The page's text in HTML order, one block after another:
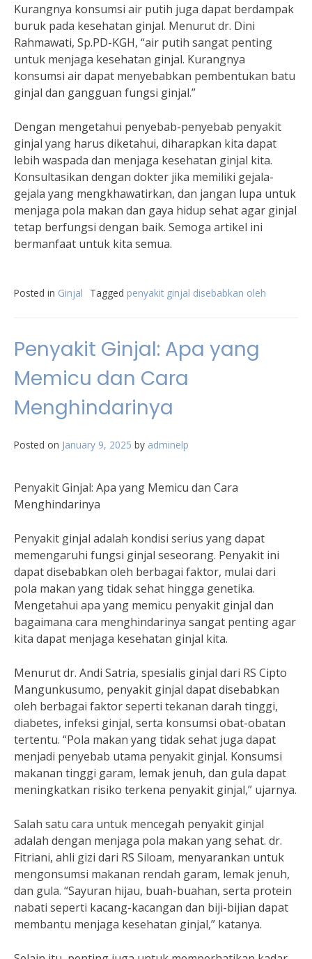
Kurangnya konsumsi air putih juga dapat berdampak
buruk pada kesehatan ginjal. Menurut dr. Dini
Rahmawati, Sp.PD-KGH, “air putih sangat penting
untuk menjaga kesehatan ginjal. Kurangnya
konsumsi air dapat menyebabkan pembentukan batu
ginjal dan gangguan fungsi ginjal.”
Dengan mengetahui penyebab-penyebab penyakit
ginjal yang harus diketahui, diharapkan kita dapat
lebih waspada dan menjaga kesehatan ginjal kita.
Konsultasikan dengan dokter jika memiliki gejala-
gejala yang mengkhawatirkan, dan jangan lupa untuk
menjaga pola makan dan gaya hidup sehat agar ginjal
tetap berfungsi dengan baik. Semoga artikel ini
bermanfaat untuk kita semua.
Posted in Ginjal Tagged penyakit ginjal disebabkan oleh
Penyakit Ginjal: Apa yang
Memicu dan Cara
Menghindarinya
Posted on January 9, 2025 by adminelp
Penyakit Ginjal: Apa yang Memicu dan Cara
Menghindarinya
Penyakit ginjal adalah kondisi serius yang dapat
memengaruhi fungsi ginjal seseorang. Penyakit ini
dapat disebabkan oleh berbagai faktor, mulai dari
pola makan yang tidak sehat hingga genetika.
Mengetahui apa yang memicu penyakit ginjal dan
bagaimana cara menghindarinya sangat penting agar
kita dapat menjaga kesehatan ginjal kita.
Menurut dr. Andi Satria, spesialis ginjal dari RS Cipto
Mangunkusumo, penyakit ginjal dapat disebabkan
oleh berbagai faktor seperti tekanan darah tinggi,
diabetes, infeksi ginjal, serta konsumsi obat-obatan
tertentu. “Pola makan yang tidak sehat juga dapat
menjadi penyebab utama penyakit ginjal. Konsumsi
makanan tinggi garam, lemak jenuh, dan gula dapat
meningkatkan risiko terkena penyakit ginjal,” ujarnya.
Salah satu cara untuk mencegah penyakit ginjal
adalah dengan menjaga pola makan yang sehat. dr.
Fitriani, ahli gizi dari RS Siloam, menyarankan untuk
mengonsumsi makanan rendah garam, lemak jenuh,
dan gula. “Sayuran hijau, buah-buahan, serta protein
nabati seperti kacang-kacangan dan biji-bijian dapat
membantu menjaga kesehatan ginjal,” katanya.